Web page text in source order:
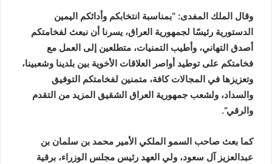
وقال الملك المفدى: “بمناسبة انتخابكم وأدائكم اليمين
الدستورية رئيسًا لجمهورية العراق، يسرنا أن نبعث لفخامتكم
أصدق التهاني، وأطيب التمنيات، متطلعين إلى العمل مع
فخامتكم على توطيد أواصر العلاقات الأخوية بين بلدينا وشعبينا،
وتعزيزها في المجالات كافة، متمنين لفخامتكم التوفيق
والسداد، ولشعب جمهورية العراق الشقيق المزيد من التقدم
والرقي”.
كما بعث صاحب السمو الملكي الأمير محمد بن سلمان بن
عبدالعزيز آل سعود، ولي العهد رئيس مجلس الوزراء، برقية